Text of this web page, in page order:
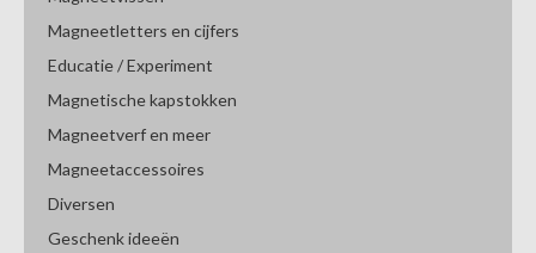
Magneetletters en cijfers
Educatie / Experiment
Magnetische kapstokken
Magneetverf en meer
Magneetaccessoires
Diversen
Geschenk ideeën